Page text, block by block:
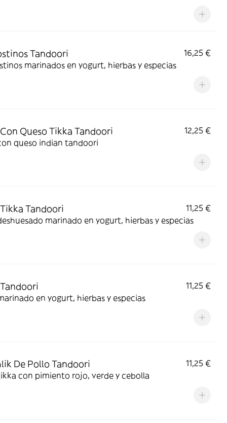
Tandoori
16,25 €
marinados en yogurt, hierbas y especias
Queso Tikka Tandoori
12,25 €
queso indian tandoori
Tandoori
11,25 €
marinado en yogurt, hierbas y especias
11,25 €
en yogurt, hierbas y especias
De Pollo Tandoori
11,25 €
con pimiento rojo, verde y cebolla